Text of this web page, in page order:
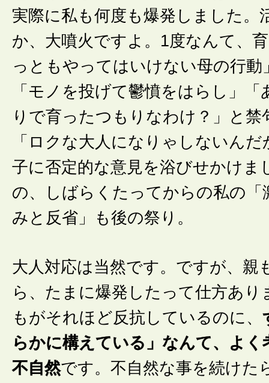
実際に私も何度も爆発しました。
か、大噴火ですよ。1度なんて、
っともやってはいけない母の行動
「モノを投げて鬱憤をはらし」
りで育ったつもりなわけ？」と禁
「ロクな大人になりゃしないん
子に否定的な意見を浴びせかけま
の、しばらくたってからの私の「
みと反省」も後の祭り。
大人対応は当然です。ですが、親
ら、たまに爆発したって仕方あり
もがそれほど反抗しているのに、
らかに構えている」なんて、よく
不自然です。不自然な事を続けた